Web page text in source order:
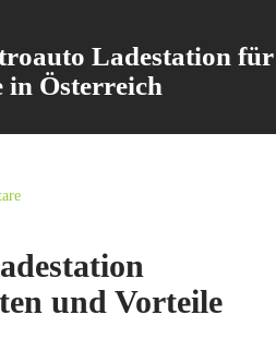
Ladestation für
in Österreich
und Vorteile